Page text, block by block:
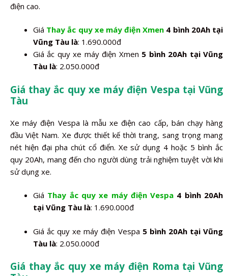
điện cao.
Giá Thay ắc quy xe máy điện Xmen 4 bình 20Ah tại
Vũng Tàu là: 1.690.000đ
Giá ắc quy xe máy điện Xmen 5 bình 20Ah tại Vũng
Tàu là: 2.050.000đ
Giá thay ắc quy xe máy điện Vespa tại Vũng
Tàu
Xe máy điện Vespa là mẫu xe điện cao cấp, bán chạy hàng
đầu Việt Nam. Xe được thiết kế thời trang, sang trọng mang
nét hiện đại pha chút cổ điển. Xe sử dụng 4 hoặc 5 bình ắc
quy 20Ah, mang đến cho người dùng trải nghiệm tuyệt vời khi
sử dụng xe.
Giá Thay ắc quy xe máy điện Vespa 4 bình 20Ah
tại Vũng Tàu là: 1.690.000đ
Giá ắc quy xe máy điện Vespa 5 bình 20Ah tại Vũng
Tàu là: 2.050.000đ
Giá thay ắc quy xe máy điện Roma tại Vũng